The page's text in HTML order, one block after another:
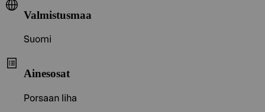
Valmistusmaa
Suomi
Ainesosat
Porsaan liha